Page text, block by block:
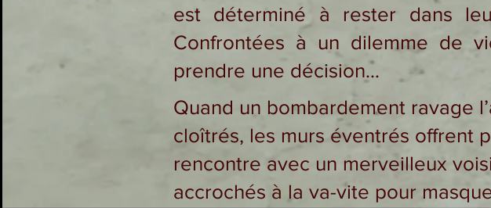
est déterminé à rester dans
Confrontées à un dilemme de
prendre une décision…
Quand un bombardement ravage
cloîtrés, les murs éventrés offrent
rencontre avec un merveilleux
accrochés à la va-vite pour